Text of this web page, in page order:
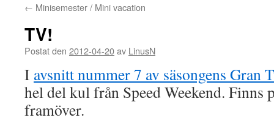
← Minisemester / Mini vacation
TV!
Postat den 2012-04-20av LinusN
I avsnitt nummer 7 av säsongens Gran
hel del kul från Speed Weekend. Finns
framöver.